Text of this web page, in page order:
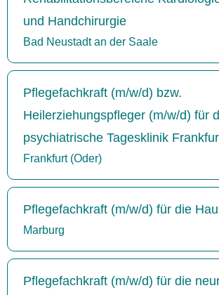
und Handchirurgie
Bad Neustadt an der Saale
Pflegefachkraft (m/w/d) bzw.
Heilerziehungspfleger (m/w/d) für
psychiatrische Tagesklinik
Frankfurt (Oder)
Pflegefachkraft (m/w/d) für die
Marburg
Pflegefachkraft (m/w/d) für die